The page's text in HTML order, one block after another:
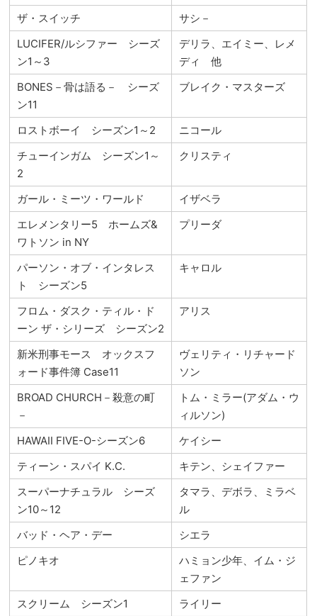
ザ・スイッチ
サシ－
LUCIFER/ルシファー シーズ
ン1～3
デリラ、エイミー、レメ
ディ 他
BONES－骨は語る－ シーズ
ン11
ブレイク・マスターズ
ロストボーイ シーズン1～2
ニコール
チューインガム シーズン1～
2
クリスティ
ガール・ミーツ・ワールド
イザベラ
エレメンタリー5 ホームズ&
ワトソン in NY
プリーダ
パーソン・オブ・インタレス
ト シーズン5
キャロル
フロム・ダスク・ティル・ド
ーン ザ・シリーズ シーズン2
アリス
新米刑事モース オックスフ
ォード事件簿 Case11
ヴェリティ・リチャード
ソン
BROAD CHURCH－殺意の町
－
トム・ミラー(アダム・ウ
ィルソン)
HAWAII FIVE-O-シーズン6
ケイシー
ティーン・スパイ K.C.
キテン、シェイファー
スーパーナチュラル シーズ
ン10～12
タマラ、デボラ、ミラベ
ル
バッド・ヘア・デー
シエラ
ピノキオ
ハミョン少年、イム・ジ
ェファン
スクリーム シーズン1
ライリー